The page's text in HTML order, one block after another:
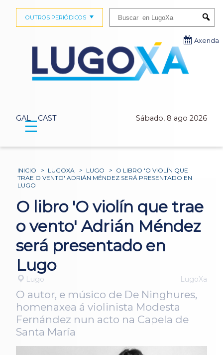
GAL CAST Sábado, 8 ago 2026
OUTROS PERIÓDICOS
Axenda
☰
INICIO > LUGOXA > LUGO > O LIBRO 'O VIOLÍN QUE
TRAE O VENTO' ADRIÁN MÉNDEZ SERÁ PRESENTADO EN
LUGO
O libro 'O violín que trae
o vento' Adrián Méndez
será presentado en
Lugo
Lugo LugoXa
O autor, e músico de De Ninghures,
homenaxea á violinista Modesta
Fernández nun acto na Capela de
Santa María